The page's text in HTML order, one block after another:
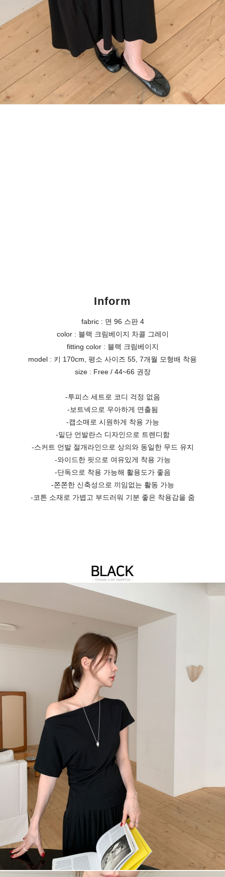
Inform
fabric : 면 96 스판 4
color : 블랙 크림베이지 차콜 그레이
fitting color : 블랙 크림베이지
model : 키 170cm, 평소 사이즈 55, 7개월 모형배 착용
size : Free / 44~66 권장
-투피스 세트로 코디 걱정 없음
-보트넥으로 우아하게 연출됨
-캡소매로 시원하게 착용 가능
-밑단 언발란스 디자인으로 트렌디함
-스커트 언발 절개라인으로 상의와 동일한 무드 유지
-와이드한 핏으로 여유있게 착용 가능
-단독으로 착용 가능해 활용도가 좋음
-쫀쫀한 신축성으로 끼임없는 활동 가능
-코튼 소재로 가볍고 부드러워 기분 좋은 착용감을 줌